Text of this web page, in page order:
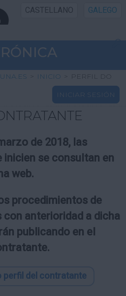
CASTELLANO GALEGO
SEDE
INICIO
PÚBLICA
> INICIO > PERFIL DO
INICIAR SESIÓN
de 2018, las
se consultan en
web.
procedimientos de
anterioridad a dicha
publicando en el
perfil del contratante